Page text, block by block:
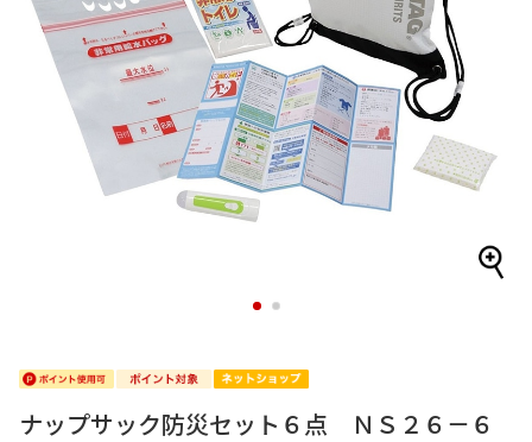
1 2
ナップサック防災セット６点 ＮＳ２６－６